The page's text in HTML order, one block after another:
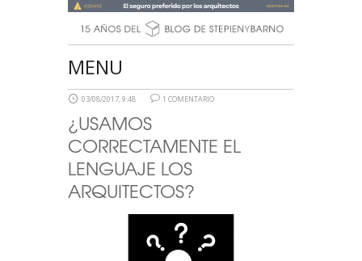
MENU
03/08/2017, 9:48 1 COMENTARIO
¿USAMOS
CORRECTAMENTE EL
LENGUAJE LOS
ARQUITECTOS?